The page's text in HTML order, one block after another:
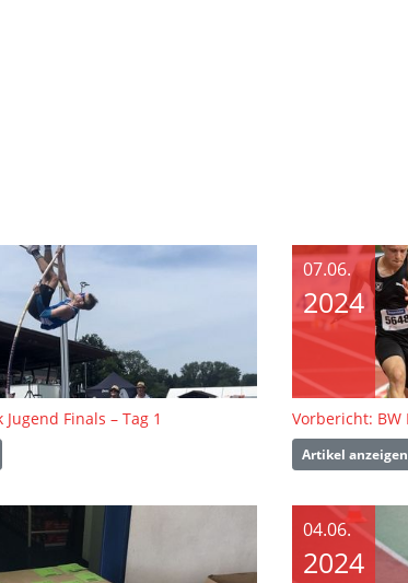
Finals – Tag 1
07.06.
2024
Artikel anzeigen
04.06.
2024